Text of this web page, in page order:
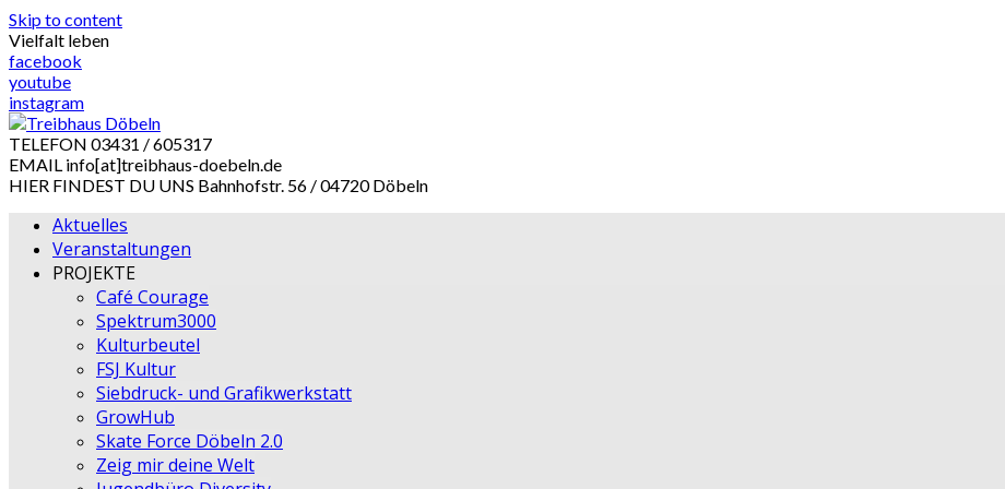
Skip to content
Vielfalt leben
facebook
youtube
instagram
TELEFON 03431 / 605317
EMAIL info[at]treibhaus-doebeln.de
HIER FINDEST DU UNS Bahnhofstr. 56 / 04720 Döbeln
Aktuelles
Veranstaltungen
PROJEKTE
Café Courage
Spektrum3000
Kulturbeutel
FSJ Kultur
Siebdruck- und Grafikwerkstatt
GrowHub
Skate Force Döbeln 2.0
Zeig mir deine Welt